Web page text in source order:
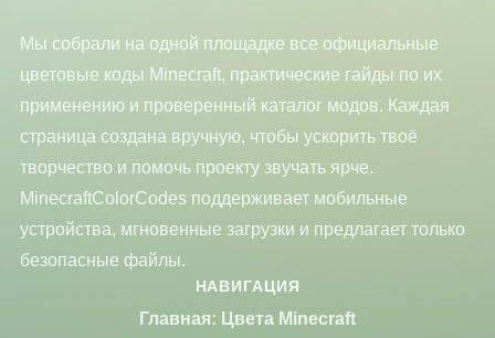
Мы собрали на одной площадке все официальные
цветовые коды Minecraft, практические гайды по их
применению и проверенный каталог модов. Каждая
страница создана вручную, чтобы ускорить твоё
творчество и помочь проекту звучать ярче.
MinecraftColorCodes поддерживает мобильные
устройства, мгновенные загрузки и предлагает только
безопасные файлы.
НАВИГАЦИЯ
Главная: Цвета Minecraft